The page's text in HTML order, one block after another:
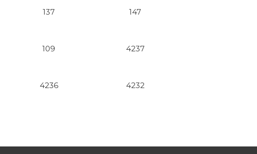
137 147
109 4237
4236 4232